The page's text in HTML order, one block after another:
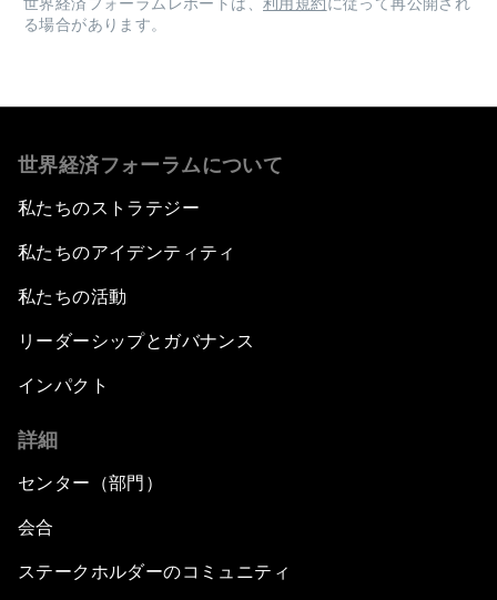
世界経済フォーラムレポートは、 利用規約に従って再公開され
る場合があります。
世界経済フォーラムについて
私たちのストラテジー
私たちのアイデンティティ
私たちの活動
リーダーシップとガバナンス
インパクト
詳細
センター（部門）
会合
ステークホルダーのコミュニティ